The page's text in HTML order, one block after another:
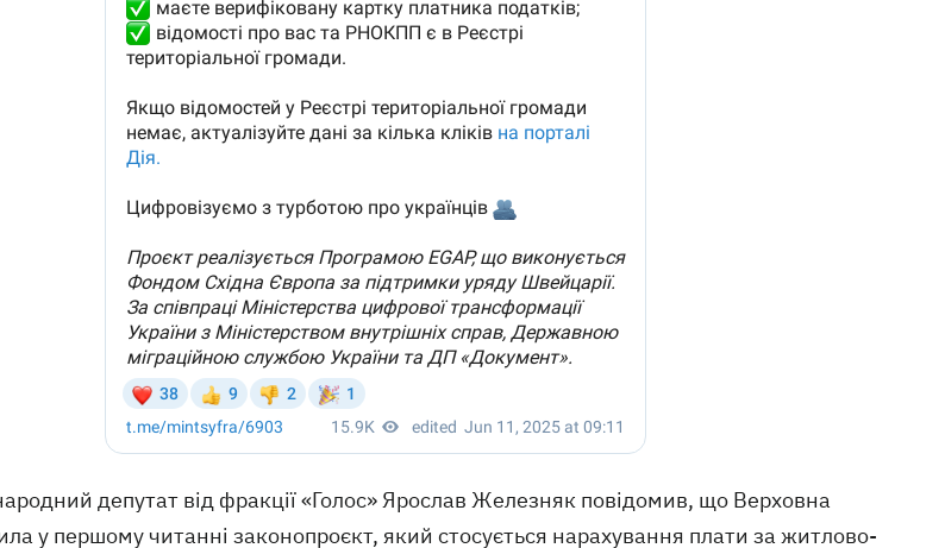
депутат від фракції «Голос» Ярослав Железняк повідомив, що Верховна
у першому читанні законопроєкт, який стосується нарахування плати за житлово-